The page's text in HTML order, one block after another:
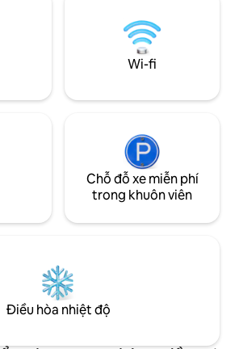
với các tiện nghi thiết
điệu đô thị và tận
lượng trong môi
nhiên.
Wi-fi
Chỗ đỗ xe miễn phí
trong khuôn viên
Điều hòa nhiệt độ